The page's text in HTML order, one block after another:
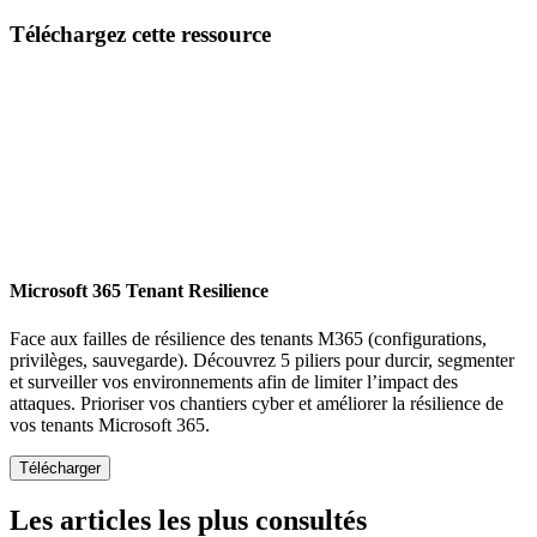
Téléchargez cette ressource
Microsoft 365 Tenant Resilience
Face aux failles de résilience des tenants M365 (configurations,
privilèges, sauvegarde). Découvrez 5 piliers pour durcir, segmenter
et surveiller vos environnements afin de limiter l’impact des
attaques. Prioriser vos chantiers cyber et améliorer la résilience de
vos tenants Microsoft 365.
Les articles les plus consultés